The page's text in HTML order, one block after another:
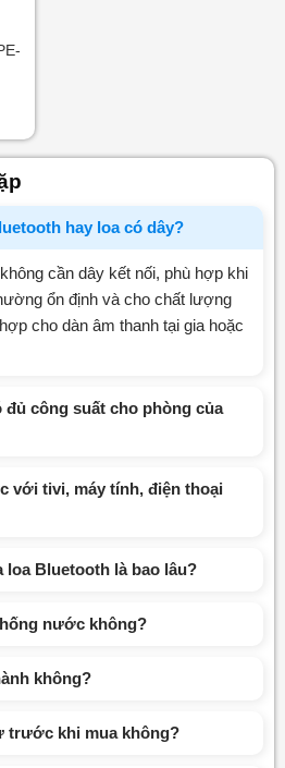
hay loa có dây?
cần dây kết nối, phù hợp khi
ổn định và cho chất lượng
cho dàn âm thanh tại gia hoặc
đủ công suất cho phòng của
với tivi, máy tính, điện thoại
Bluetooth là bao lâu?
nước không?
không?
trước khi mua không?